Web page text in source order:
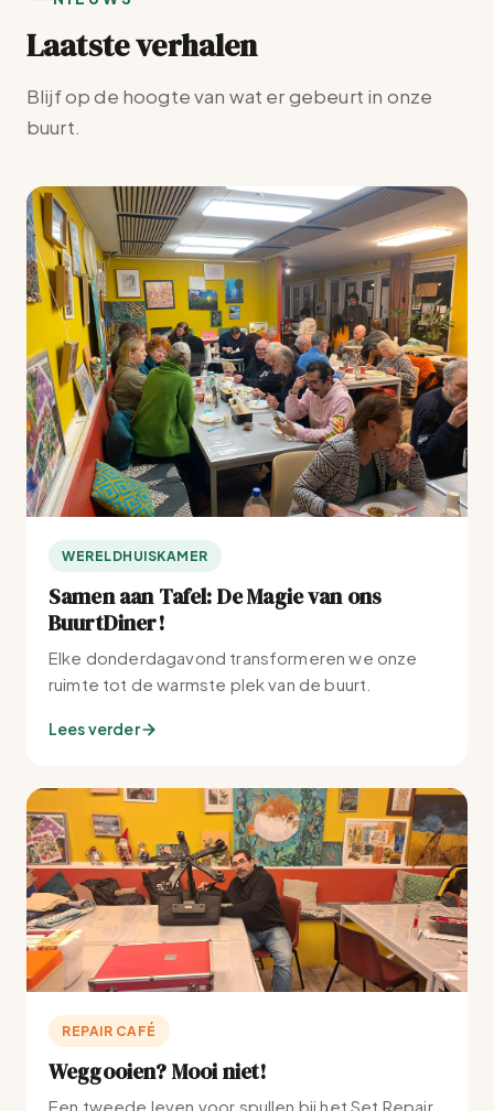
Laatste verhalen
Blijf op de hoogte van wat er gebeurt in onze
buurt.
WERELDHUISKAMER
Samen aan Tafel: De Magie van ons
BuurtDiner!
Elke donderdagavond transformeren we onze
ruimte tot de warmste plek van de buurt.
Lees verder
REPAIR CAFÉ
Weggooien? Mooi niet!
Een tweede leven voor spullen bij het Set Repair